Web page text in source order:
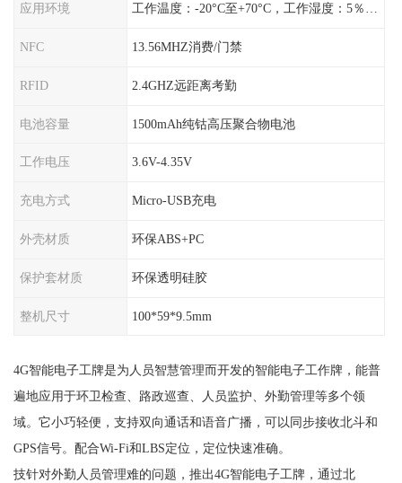
应用环境
NFC 13.56MHZ消费/门禁
RFID 2.4GHZ远距离考勤
电池容量 1500mAh纯钴高压聚合物电池
工作电压 3.6V-4.35V
充电方式 Micro-USB充电
外壳材质 环保ABS+PC
保护套材质 环保透明硅胶
整机尺寸 100*59*9.5mm
4G智能电子工牌是为人员智慧管理而开发的智能电子工作牌，能普
遍地应用于环卫检查、路政巡查、人员监护、外勤管理等多个领
域。它小巧轻便，支持双向通话和语音广播，可以同步接收北斗和
GPS信号。配合Wi-Fi和LBS定位，定位快速准确。
技针对外勤人员管理难的问题，推出4G智能电子工牌，通过北